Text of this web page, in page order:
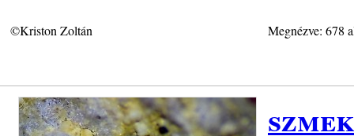
©Kriston Zoltán Megnézve: 678